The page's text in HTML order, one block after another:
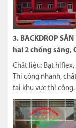
3. BACKDROP
hai 2 chống sáng,
Chất liệu: Bạt
Thi công nhanh,
tại khu vực thi công.